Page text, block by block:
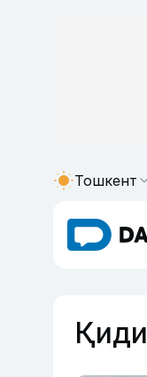
Тошкент